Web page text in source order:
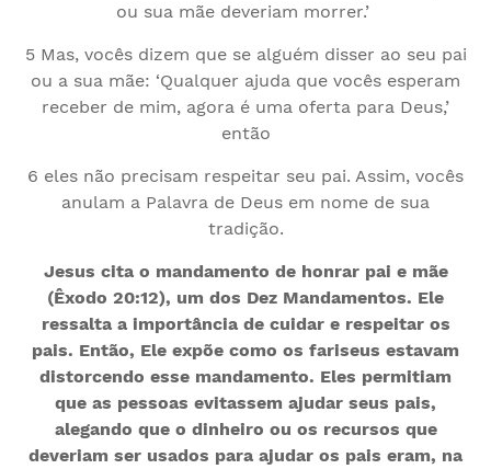
ou sua mãe deveriam morrer.’
5 Mas, vocês dizem que se alguém disser ao seu pai
ou a sua mãe: ‘Qualquer ajuda que vocês esperam
receber de mim, agora é uma oferta para Deus,’
então
6 eles não precisam respeitar seu pai. Assim, vocês
anulam a Palavra de Deus em nome de sua
tradição.
Jesus cita o mandamento de honrar pai e mãe
(Êxodo 20:12), um dos Dez Mandamentos. Ele
ressalta a importância de cuidar e respeitar os
pais. Então, Ele expõe como os fariseus estavam
distorcendo esse mandamento. Eles permitiam
que as pessoas evitassem ajudar seus pais,
alegando que o dinheiro ou os recursos que
deveriam ser usados para ajudar os pais eram, na